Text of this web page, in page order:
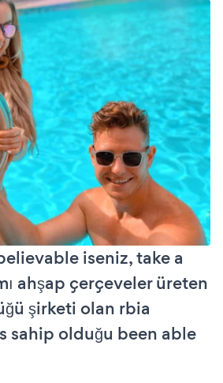
iseniz, take a
ahşap çerçeveler üreten
şirketi olan rbia
sahip olduğu been able